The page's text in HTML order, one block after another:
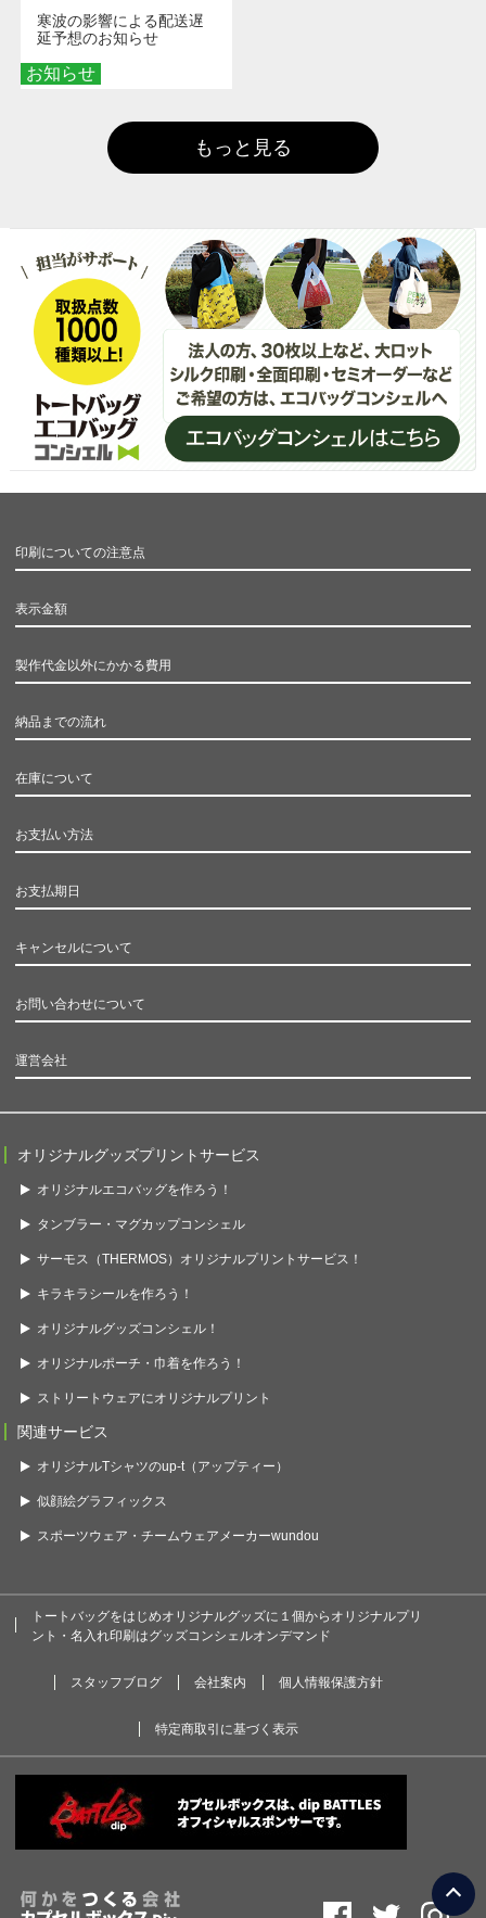
お知らせ
寒波の影響による配送遅
延予想のお知らせ
もっと見る
印刷についての注意点
表示金額
製作代金以外にかかる費用
納品までの流れ
在庫について
お支払い方法
お支払期日
キャンセルについて
お問い合わせについて
運営会社
オリジナルグッズプリントサービス
オリジナルエコバッグを作ろう！
タンブラー・マグカップコンシェル
サーモス（THERMOS）オリジナルプリントサービス！
キラキラシールを作ろう！
オリジナルグッズコンシェル！
オリジナルポーチ・巾着を作ろう！
ストリートウェアにオリジナルプリント
関連サービス
オリジナルTシャツのup-t（アップティー）
似顔絵グラフィックス
スポーツウェア・チームウェアメーカーwundou
トートバッグをはじめオリジナルグッズに１個からオリジナルプリ
ント・名入れ印刷はグッズコンシェルオンデマンド
スタッフブログ 会社案内 個人情報保護方針
特定商取引に基づく表示